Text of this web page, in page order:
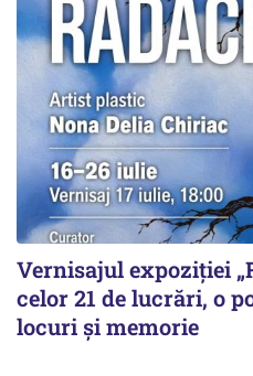
Vernisajul expoziției
celor 21 de lucrări, o
locuri și memorie